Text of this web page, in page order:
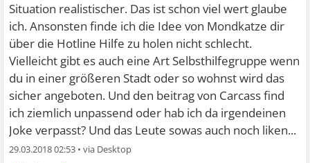
Situation realistischer. Das ist schon viel wert glaube
ich. Ansonsten finde ich die Idee von Mondkatze dir
über die Hotline Hilfe zu holen nicht schlecht.
Vielleicht gibt es auch eine Art Selbsthilfegruppe wenn
du in einer größeren Stadt oder so wohnst wird das
sicher angeboten. Und den beitrag von Carcass find
ich ziemlich unpassend oder hab ich da irgendeinen
Joke verpasst? Und das Leute sowas auch noch liken...
29.03.2018 02:53 •